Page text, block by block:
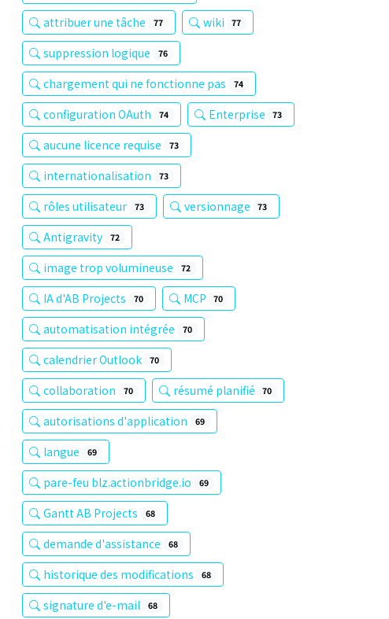
attribuer une tâche 77 wiki 77
suppression logique 76
chargement qui ne fonctionne pas 74
configuration OAuth 74 Enterprise 73
aucune licence requise 73
internationalisation 73
rôles utilisateur 73 versionnage 73
Antigravity 72
image trop volumineuse 72
IA d'AB Projects 70 MCP 70
automatisation intégrée 70
calendrier Outlook 70
collaboration 70 résumé planifié 70
autorisations d'application 69
langue 69
pare-feu blz.actionbridge.io 69
Gantt AB Projects 68
demande d'assistance 68
historique des modifications 68
signature d'e-mail 68